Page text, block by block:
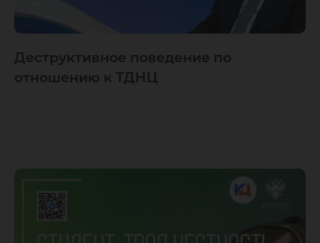
Деструктивное поведение по
отношению к ТДНЦ